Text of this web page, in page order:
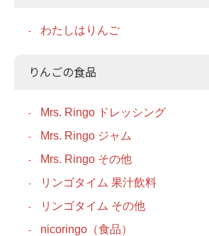
わたしはりんご
りんごの食品
Mrs. Ringo ドレッシング
Mrs. Ringo ジャム
Mrs. Ringo その他
リンゴタイム 果汁飲料
リンゴタイム その他
nicoringo（食品）